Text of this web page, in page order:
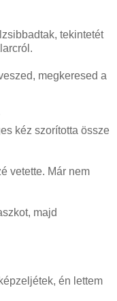
tekintetét
megkeresed a
kéz szorította össze
vetette. Már nem
majd
én lettem